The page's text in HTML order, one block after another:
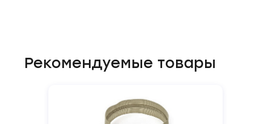
Рекомендуемые товары